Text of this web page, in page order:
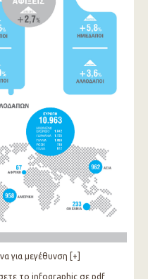
για μεγέθυνση [+]
το infographic σε pdf